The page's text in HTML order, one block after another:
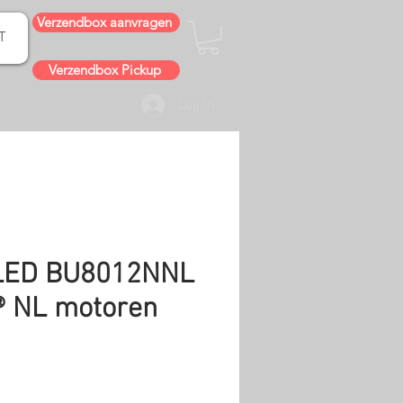
Verzendbox aanvragen
Verzendbox Pickup
BU8012NNL
NL motoren